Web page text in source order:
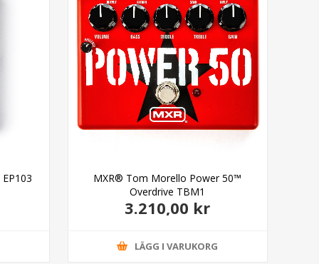
MXR® Tom Morello Power 50™
Overdrive TBM1
3.210,00 kr
LÄGG I VARUKORG